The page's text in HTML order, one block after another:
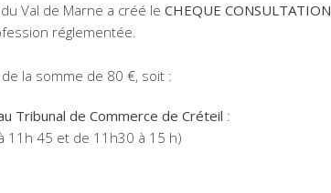
Val de Marne a créé le CHEQUE CONSULTATION
réglementée.
la somme de 80 €, soit :
Tribunal de Commerce de Créteil :
11h 45 et de 11h30 à 15 h)